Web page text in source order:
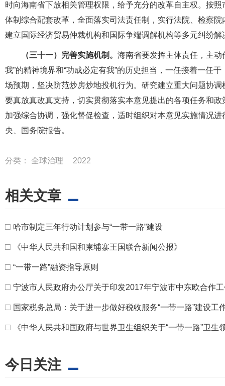
时向海南省下放相关管理权限，给予充分的改革自主权。按
体制综合配套改革，全面落实司法责任制，实行法院、检察
建立国际经济贸易仲裁机构和国际争端调解机构等多元纠纷解
（三十一）完善实施机制。 海南省要发挥主体责任，主
我”的精神境界和“功成必定有我”的历史担当，一任接着一任
场预期，坚决防范炒房炒地投机行为。研究建立重大问题协
要真放真改真支持，切实贯彻落实本意见提出的各项任务和
加强综合协调，强化督促检查，适时组织对本意见实施情况
央、国务院报告。
分类： 全球治理 2022
相关文章
□ 哈市制定三年行动计划参与“一带一路”建设
□ 《中华人民共和国和柬埔寨王国联合新闻公报》
□ “一带一路”融资指导原则
□ 宁波市人民政府办公厅关于印发2017年宁波市中东欧合作
□ 国家税务总局：关于进一步做好税收服务“一带一路”建设工
□ 《中华人民共和国政府与世界卫生组织关于“一带一路”卫
今日关注